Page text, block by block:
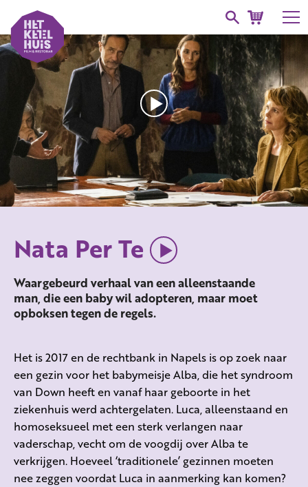
Nata Per Te
Waargebeurd verhaal van een alleenstaande
man, die een baby wil adopteren, maar moet
opboksen tegen de regels.
Het is 2017 en de rechtbank in Napels is op zoek naar
een gezin voor het babymeisje Alba, die het syndroom
van Down heeft en vanaf haar geboorte in het
ziekenhuis werd achtergelaten. Luca, alleenstaand en
homoseksueel met een sterk verlangen naar
vaderschap, vecht om de voogdij over Alba te
verkrijgen. Hoeveel ‘traditionele’ gezinnen moeten
nee zeggen voordat Luca in aanmerking kan komen?